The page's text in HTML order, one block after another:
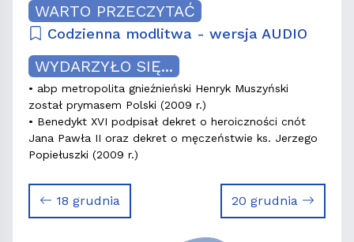
WARTO PRZECZYTAĆ
Codzienna modlitwa - wersja AUDIO
WYDARZYŁO SIĘ...
• abp metropolita gnieźnieński Henryk Muszyński
został prymasem Polski (2009 r.)
• Benedykt XVI podpisał dekret o heroiczności cnót
Jana Pawła II oraz dekret o męczeństwie ks. Jerzego
Popiełuszki (2009 r.)
18 grudnia 20 grudnia